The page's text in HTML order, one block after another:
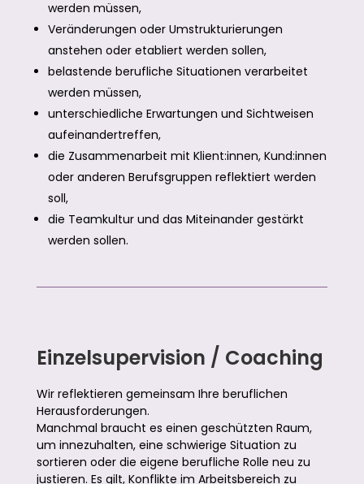
werden müssen,
Veränderungen oder Umstrukturierungen
anstehen oder etabliert werden sollen,
belastende berufliche Situationen verarbeitet
werden müssen,
unterschiedliche Erwartungen und Sichtweisen
aufeinandertreffen,
die Zusammenarbeit mit Klient:innen, Kund:innen
oder anderen Berufsgruppen reflektiert werden
soll,
die Teamkultur und das Miteinander gestärkt
werden sollen.
Einzelsupervision / Coaching
Wir reflektieren gemeinsam Ihre beruflichen
Herausforderungen.
Manchmal braucht es einen geschützten Raum,
um innezuhalten, eine schwierige Situation zu
sortieren oder die eigene berufliche Rolle neu zu
justieren. Es gilt, Konflikte im Arbeitsbereich zu